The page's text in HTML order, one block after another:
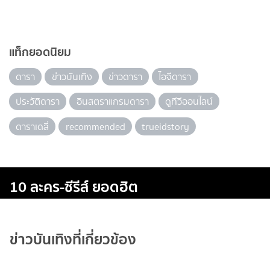
แท็กยอดนิยม
ดารา ข่าวบันเทิง ข่าวดารา
ไอจีดารา
ประวัติดารา
อินสตราแกรมดารา
ดูทีวีออนไลน์
ดาราเดลี่
recommended trueidstory
10 ละคร-ซีรีส์ ยอดฮิต
ข่าวบันเทิงที่เกี่ยวข้อง